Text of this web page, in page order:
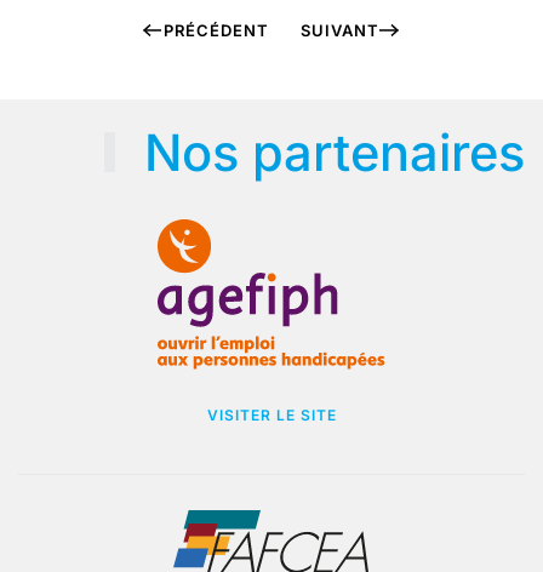
PRÉCÉDENT SUIVANT
Nos partenaires
VISITER LE SITE